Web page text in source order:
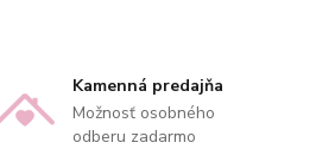
Kamenná predajňa
Možnosť osobného
odberu zadarmo